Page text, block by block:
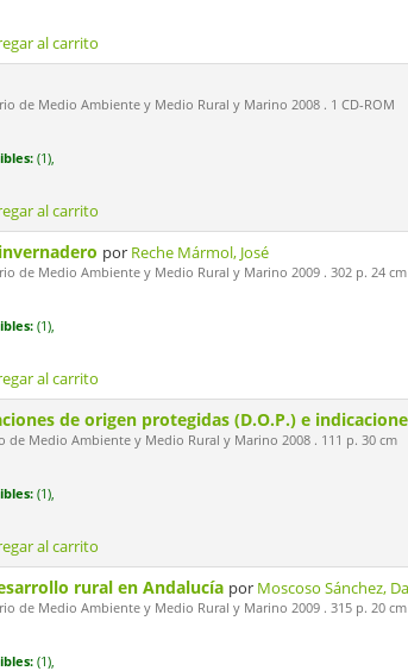
al carrito
de Medio Ambiente y Medio Rural y Marino 2008 . 1 CD-ROM
(1),
al carrito
por Reche Mármol, José
de Medio Ambiente y Medio Rural y Marino 2009 . 302 p. 24 cm
(1),
al carrito
de origen protegidas (D.O.P.) e
Medio Ambiente y Medio Rural y Marino 2008 . 111 p. 30 cm
(1),
al carrito
rural en Andalucía por Moscoso Sánchez,
de Medio Ambiente y Medio Rural y Marino 2009 . 315 p. 20 cm
(1),